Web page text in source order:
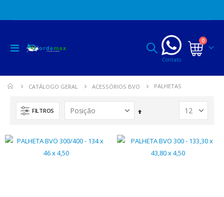
Alternar
Contato
Cart
0itens
CATÁLOGO GERAL ACESSÓRIOS BVO PALHETAS
FILTROS
Definir
FAÇA LOGIN